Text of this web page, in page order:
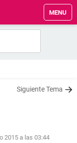
MENU
Siguiente Tema
2015 a las 03:44